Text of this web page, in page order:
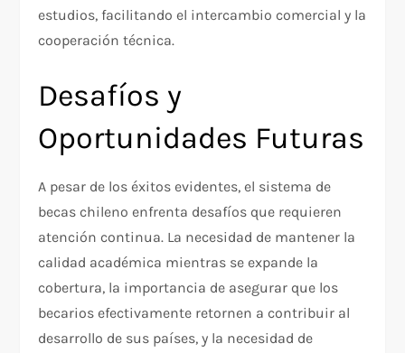
estudios, facilitando el intercambio comercial y la
cooperación técnica.
Desafíos y
Oportunidades Futuras
A pesar de los éxitos evidentes, el sistema de
becas chileno enfrenta desafíos que requieren
atención continua. La necesidad de mantener la
calidad académica mientras se expande la
cobertura, la importancia de asegurar que los
becarios efectivamente retornen a contribuir al
desarrollo de sus países, y la necesidad de